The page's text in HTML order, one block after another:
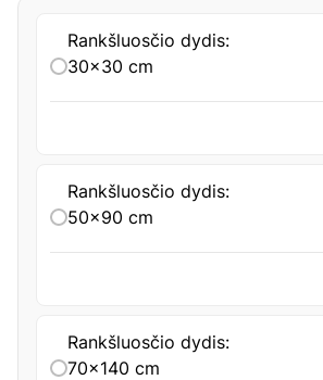
Rankšluosčio dydis:
30x30 cm
Rankšluosčio dydis:
50x90 cm
Rankšluosčio dydis:
70x140 cm